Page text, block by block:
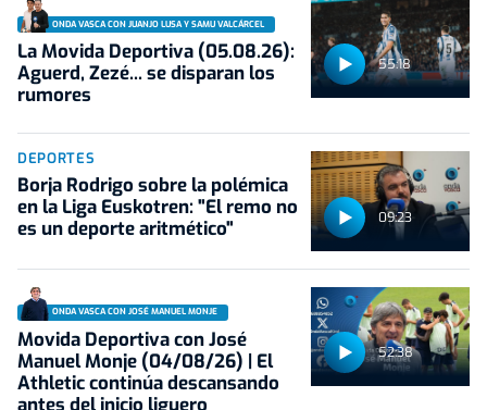
55:18
ONDA VASCA CON JUANJO LUSA Y SAMU VALCÁRCEL
La Movida Deportiva (05.08.26):
Aguerd, Zezé... se disparan los
rumores
09:23
DEPORTES
Borja Rodrigo sobre la polémica
en la Liga Euskotren: "El remo no
es un deporte aritmético"
52:38
ONDA VASCA CON JOSÉ MANUEL MONJE
Movida Deportiva con José
Manuel Monje (04/08/26) | El
Athletic continúa descansando
antes del inicio liguero